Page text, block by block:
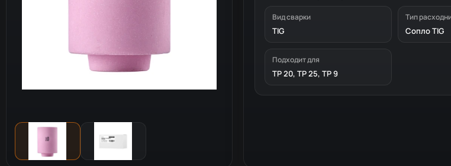
Вид сварки
TIG
Тип
Сопло TIG
Подходит для
TP 20, TP 25, TP 9